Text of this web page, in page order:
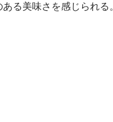
る美味さを感じられる